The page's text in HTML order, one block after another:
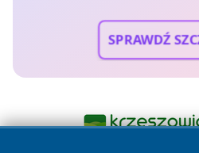
SPRAWDŹ